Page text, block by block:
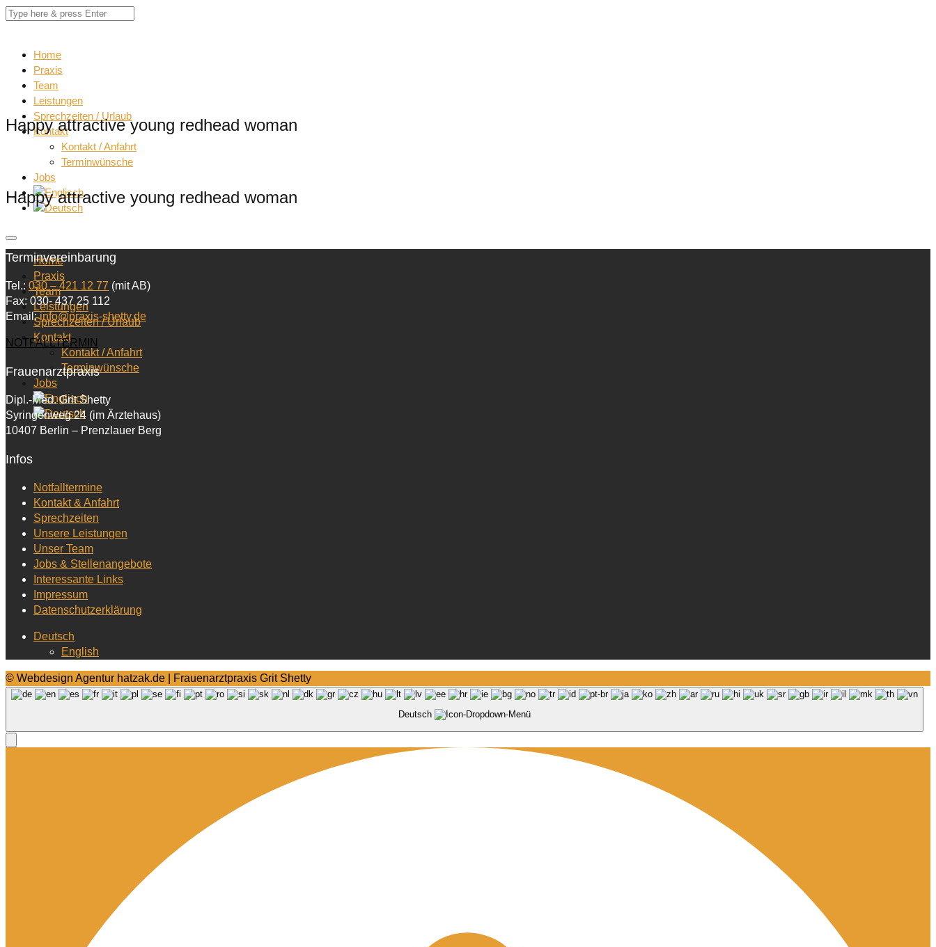
Home
Praxis
Team
Leistungen
Sprechzeiten / Urlaub
Kontakt
Kontakt / Anfahrt
Terminwünsche
Jobs
Home
Praxis
Team
Leistungen
Sprechzeiten / Urlaub
Kontakt
Kontakt / Anfahrt
Terminwünsche
Jobs
Happy attractive young redhead woman
Happy attractive young redhead woman
Terminvereinbarung
Tel.: 030 – 421 12 77 (mit AB)
Fax: 030- 437 25 112
Email:info@praxis-shetty.de
NOTFALLTERMIN
Frauenarztpraxis
Dipl.-Med. Grit Shetty
Syringenweg 24 (im Ärztehaus)
10407 Berlin – Prenzlauer Berg
Infos
Notfalltermine
Kontakt & Anfahrt
Sprechzeiten
Unsere Leistungen
Unser Team
Jobs & Stellenangebote
Interessante Links
Impressum
Datenschutzerklärung
Deutsch
English
© Webdesign Agentur hatzak.de | Frauenarztpraxis Grit Shetty
Deutsch